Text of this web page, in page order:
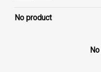
No product